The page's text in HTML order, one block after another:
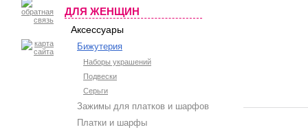
ДЛЯ ЖЕНЩИН
Аксессуары
Бижутерия
Наборы украшений
Подвески
Серьги
Зажимы для платков и шарфов
Платки и шарфы